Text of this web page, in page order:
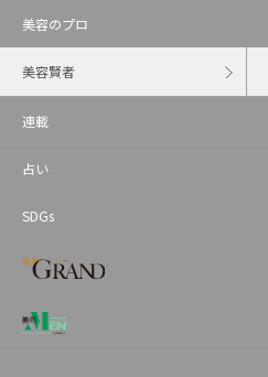
美容のプロ
美容賢者
連載
占い
SDGs